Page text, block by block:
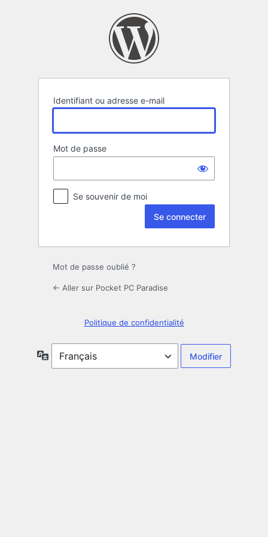
Identifiant ou adresse e-mail
Mot de passe
Se souvenir de moi
Mot de passe oublié ?
← Aller sur Pocket PC Paradise
Politique de confidentialité
Langue